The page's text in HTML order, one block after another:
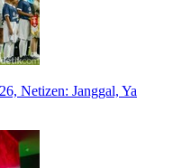
Netizen: Janggal, Ya